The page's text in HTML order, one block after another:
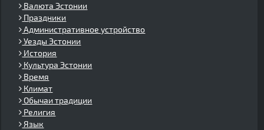
Валюта Эстонии
Праздники
Административное устройство
Уезды Эстонии
История
Культура Эстонии
Время
Климат
Обычаи традиции
Религия
Язык